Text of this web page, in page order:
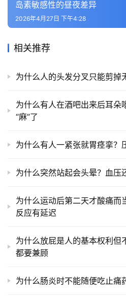
岛素敏感性的昼夜差异
2026年4月27日 下午4:28
相关推荐
为什么人的头发分叉只能剪掉
为什么有人在酒吧出来后耳朵
“麻”了
为什么有人一紧张就胃痉挛？
为什么突然站起会头晕？血压
为什么运动后第二天才酸痛而
反应有延迟
为什么放屁是人的基本权利但
都要兼顾
为什么肠炎时不能随便吃止痛